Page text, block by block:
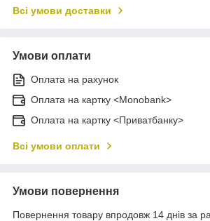
Всі умови доставки
Умови оплати
Оплата на рахунок
Оплата на картку <Monobank>
Оплата на картку <Приватбанку>
Всі умови оплати
Умови повернення
Повернення товару впродовж 14 днів за